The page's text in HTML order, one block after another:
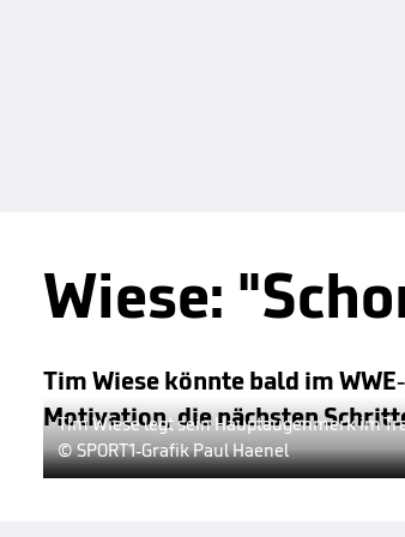
Wiese:
Tim Wiese könnte bald im
Motivation, die nächsten
Tim Wiese legt sein Hauptaugenmerk im
© SPORT1-Grafik Paul Haenel